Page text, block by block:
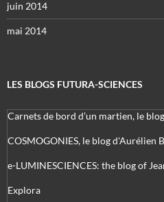
juin 2014
mai 2014
LES BLOGS FUTURA-SCIENCES
Carnets de bord d’un martien, le
COSMOGONIES, le blog d'Aurélien
e-LUMINESCIENCES: the blog of
Explora